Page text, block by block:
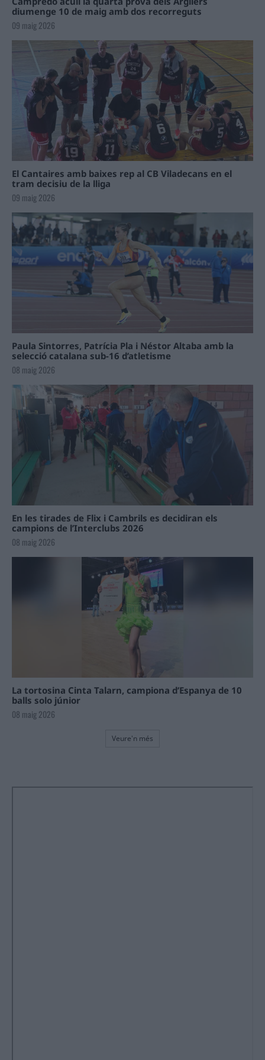
diumenge 10 de maig amb dos recorreguts
09 maig 2026
El Cantaires amb baixes rep al CB Viladecans en el
tram decisiu de la lliga
09 maig 2026
Paula Sintorres, Patrícia Pla i Néstor Altaba amb la
selecció catalana sub-16 d’atletisme
08 maig 2026
En les tirades de Flix i Cambrils es decidiran els
campions de l’Interclubs 2026
08 maig 2026
La tortosina Cinta Talarn, campiona d’Espanya de 10
balls solo júnior
08 maig 2026
Veure'n més